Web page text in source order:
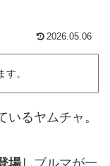
2026.05.06
。
いるヤムチャ。
場しブルマが一